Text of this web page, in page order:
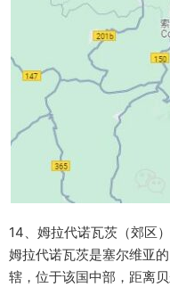
14、姆拉代诺瓦茨（郊区）
姆拉代诺瓦茨是塞尔维亚
辖，位于该国中部，距离